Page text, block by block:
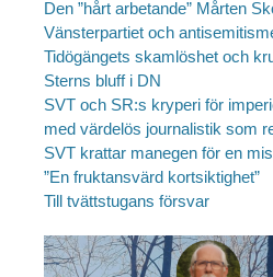
Den ”hårt arbetande” Mårten
Vänsterpartiet och
Tidögängets skamlöshet och
Sterns bluff i DN
SVT och SR:s kryperi för
med värdelös journalistik som
SVT krattar manegen för en
”En fruktansvärd kortsiktighet”
Till tvättstugans försvar